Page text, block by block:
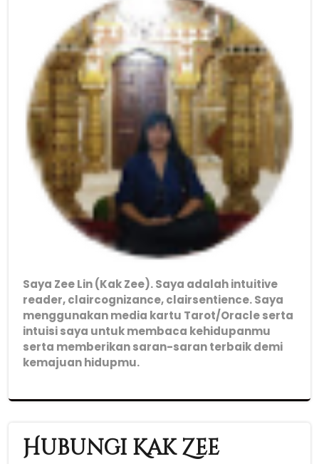
Saya Zee Lin (Kak Zee). Saya adalah intuitive
reader, claircognizance, clairsentience. Saya
menggunakan media kartu Tarot/Oracle serta
intuisi saya untuk membaca kehidupanmu
serta memberikan saran-saran terbaik demi
kemajuan hidupmu.
Hubungi Kak Zee